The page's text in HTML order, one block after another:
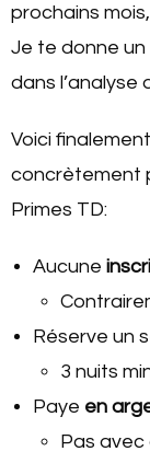
prochains
Je te donne
dans l’analyse
Voici
concrètement
Primes TD:
Aucune
Réserve un
3 nuits
Paye en
Pas avec